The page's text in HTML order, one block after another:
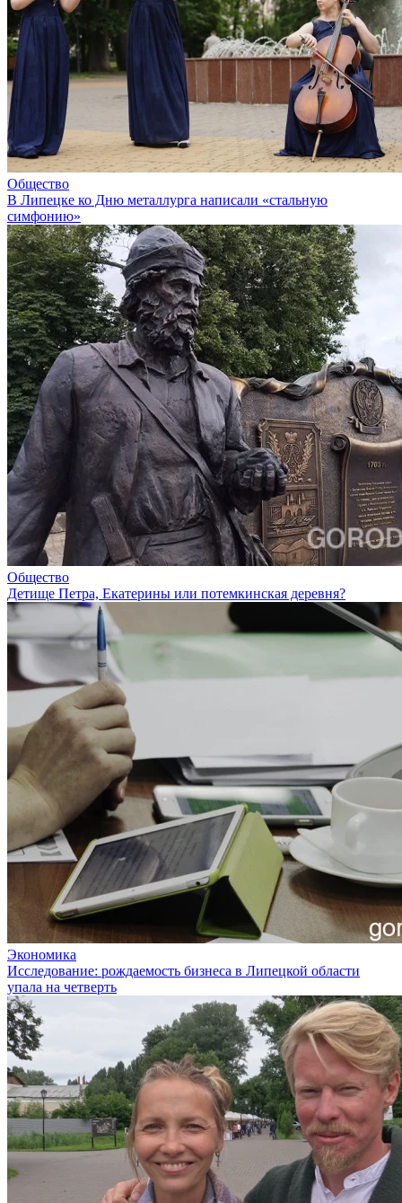
Общество
В Липецке ко Дню металлурга написали «стальную
симфонию»
Общество
Детище Петра, Екатерины или потемкинская деревня?
Экономика
Исследование: рождаемость бизнеса в Липецкой области
упала на четверть